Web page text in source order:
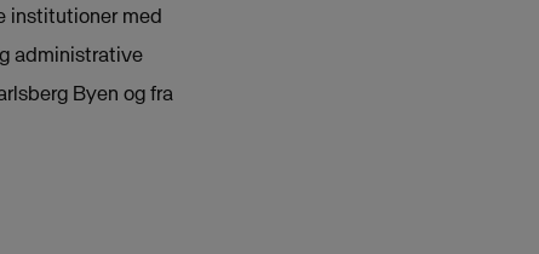
institutioner med
administrative
Byen og fra